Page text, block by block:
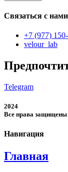
Связаться с нами
+7 (977)
velour_lab
Telegram
2024
Все права защищены
Навигация
Главная